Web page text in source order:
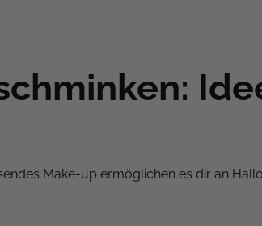
Make-up ermöglichen es dir an